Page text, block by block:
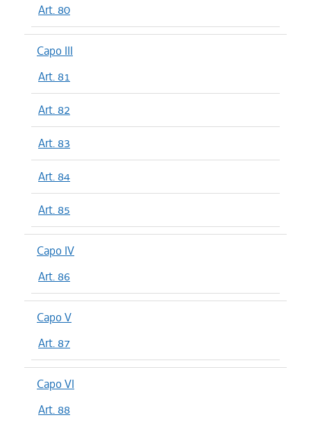
Art. 80
Capo III
Art. 81
Art. 82
Art. 83
Art. 84
Art. 85
Capo IV
Art. 86
Capo V
Art. 87
Capo VI
Art. 88